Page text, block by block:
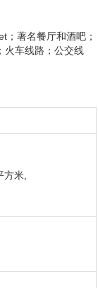
著名餐厅和酒吧；
火车线路；公交线
方米